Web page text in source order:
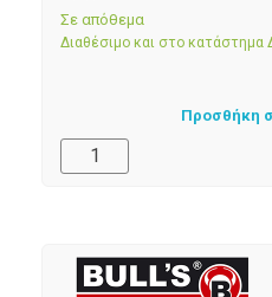
Σε απόθεμα
Διαθέσιμο και στο
Προσθήκη